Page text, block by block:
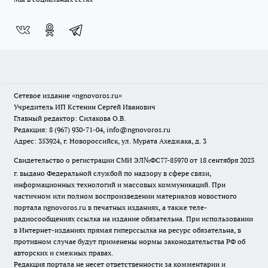
Сетевое издание «ngnovoros.ru»
Учредитель ИП Кстенин Сергей Иванович
Главный редактор: Силакова О.В.
Редакция: 8 (967) 930-71-04, info@ngnovoros.ru
Адрес: 353924, г. Новороссийск, ул. Мурата Ахеджака, д. 3
Свидетельство о регистрации СМИ ЭЛ№ФС77-85970 от 18 сентября 2023
г. выдано Федеральной службой по надзору в сфере связи,
информационных технологий и массовых коммуникаций. При
частичном или полном воспроизведении материалов новостного
портала ngnovoros.ru в печатных изданиях, а также теле-
радиосообщениях ссылка на издание обязательна. При использовании
в Интернет-изданиях прямая гиперссылка на ресурс обязательна, в
противном случае будут применены нормы законодательства РФ об
авторских и смежных правах.
Редакция портала не несет ответственности за комментарии и